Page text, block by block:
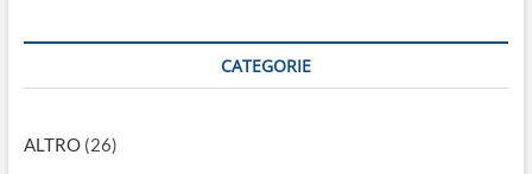
CATEGORIE
ALTRO(26)